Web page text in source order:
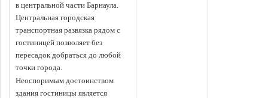
в центральной части Барнаула.
Центральная городская
транспортная развязка рядом с
гостиницей позволяет без
пересадок добраться до любой
точки города.
Неоспоримым достоинством
здания гостиницы является